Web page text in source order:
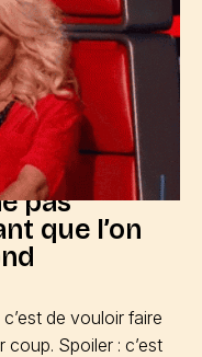
pas
que l’on
de vouloir faire
coup. Spoiler : c’est